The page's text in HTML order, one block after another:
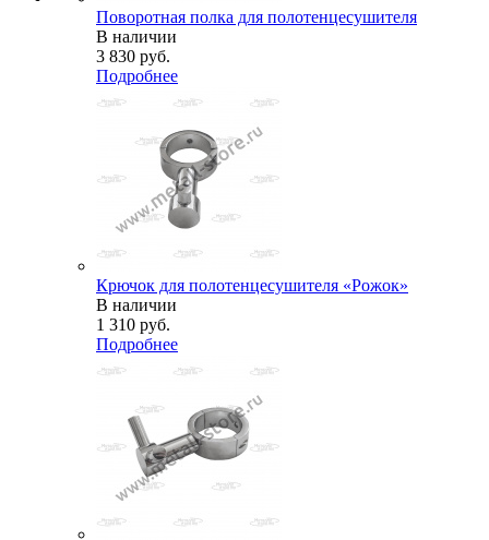
Поворотная полка для полотенцесушителя
В наличии
3 830 руб.
Подробнее
Крючок для полотенцесушителя «Рожок»
В наличии
1 310 руб.
Подробнее